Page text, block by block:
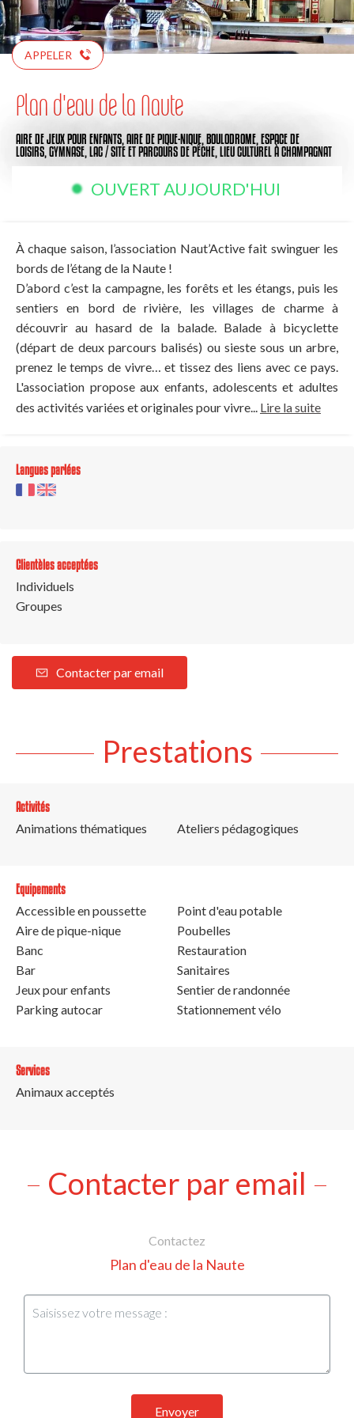
APPELER
Plan d'eau de la Naute
AIRE DE JEUX POUR ENFANTS, AIRE DE PIQUE-NIQUE, BOULODROME, ESPACE DE
LOISIRS, GYMNASE, LAC / SITE ET PARCOURS DE PÊCHE, LIEU CULTUREL À CHAMPAGNAT
OUVERT AUJOURD'HUI
À chaque saison, l’association Naut’Active fait swinguer les
bords de l’étang de la Naute !
D’abord c’est la campagne, les forêts et les étangs, puis les
sentiers en bord de rivière, les villages de charme à
découvrir au hasard de la balade. Balade à bicyclette
(départ de deux parcours balisés) ou sieste sous un arbre,
prenez le temps de vivre… et tissez des liens avec ce pays.
L'association propose aux enfants, adolescents et adultes
des activités variées et originales pour vivre... Lire la suite
Langues parlées
Clientèles acceptées
Individuels
Groupes
Contacter par email
Prestations
Activités
Animations thématiques
Ateliers pédagogiques
Equipements
Accessible en poussette
Aire de pique-nique
Banc
Bar
Jeux pour enfants
Parking autocar
Point d'eau potable
Poubelles
Restauration
Sanitaires
Sentier de randonnée
Stationnement vélo
Services
Animaux acceptés
Contacter par email
Contactez
Plan d'eau de la Naute
Envoyer